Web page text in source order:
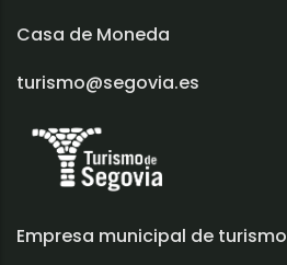
Casa de Moneda
turismo@segovia.es
Empresa municipal de turismo